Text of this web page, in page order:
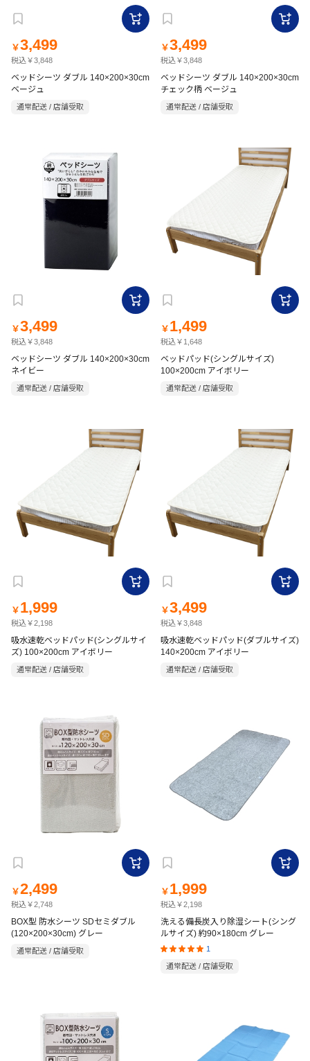
￥3,499
税込￥3,848
ベッドシーツ ダブル 140×200×30cm
ベージュ
通常配送 / 店舗受取
￥3,499
税込￥3,848
ベッドシーツ ダブル 140×200×30cm
チェック柄 ベージュ
通常配送 / 店舗受取
￥3,499
税込￥3,848
ベッドシーツ ダブル 140×200×30cm
ネイビー
通常配送 / 店舗受取
￥ 1,499
税込￥1,648
ベッドパッド(シングルサイズ)
100×200cm アイボリー
通常配送 / 店舗受取
￥ 1,999
税込￥2,198
吸水速乾ベッドパッド(シングルサイ
ズ) 100×200cm アイボリー
通常配送 / 店舗受取
￥3,499
税込￥3,848
吸水速乾ベッドパッド(ダブルサイズ)
140×200cm アイボリー
通常配送 / 店舗受取
￥2,499
税込￥2,748
BOX型 防水シーツ SDセミダブル
(120×200×30cm) グレー
通常配送 / 店舗受取
￥ 1,999
税込￥2,198
洗える備長炭入り除湿シート(シング
ルサイズ) 約90×180cm グレー
1
通常配送 / 店舗受取